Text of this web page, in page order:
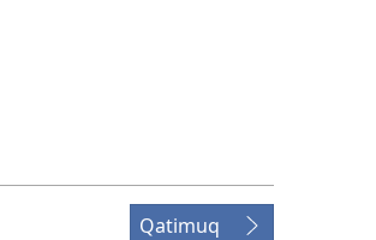
Qatimuq